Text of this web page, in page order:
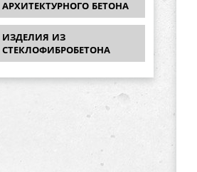
АРХИТЕКТУРНОГО БЕТОНА
ИЗДЕЛИЯ ИЗ
СТЕКЛОФИБРОБЕТОНА